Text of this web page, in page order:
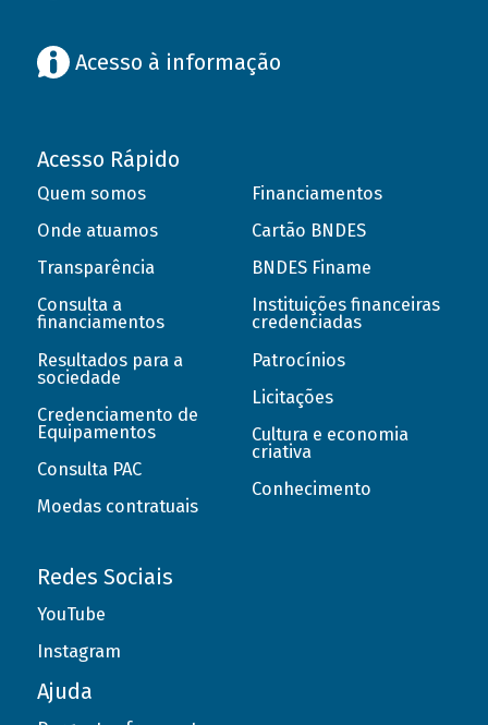
Acesso à informação
Acesso Rápido
Quem somos
Onde atuamos
Transparência
Consulta a
financiamentos
Resultados para a
sociedade
Credenciamento de
Equipamentos
Consulta PAC
Moedas contratuais
Financiamentos
Cartão BNDES
BNDES Finame
Instituições financeiras
credenciadas
Patrocínios
Licitações
Cultura e economia
criativa
Conhecimento
Redes Sociais
YouTube
Instagram
Ajuda